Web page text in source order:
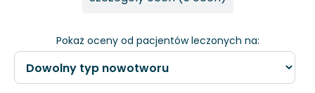
Pokaż oceny od pacjentów leczonych na: